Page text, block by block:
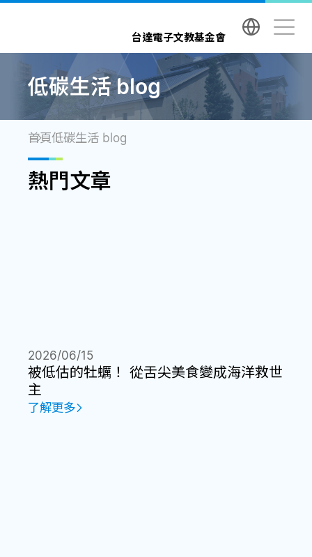
台達電子文教基金會
低碳生活 blog
首頁低碳生活 blog
熱門文章
被低估的牡蠣！ 從舌尖美食變成海洋救世
主
2026/06/15
了解更多